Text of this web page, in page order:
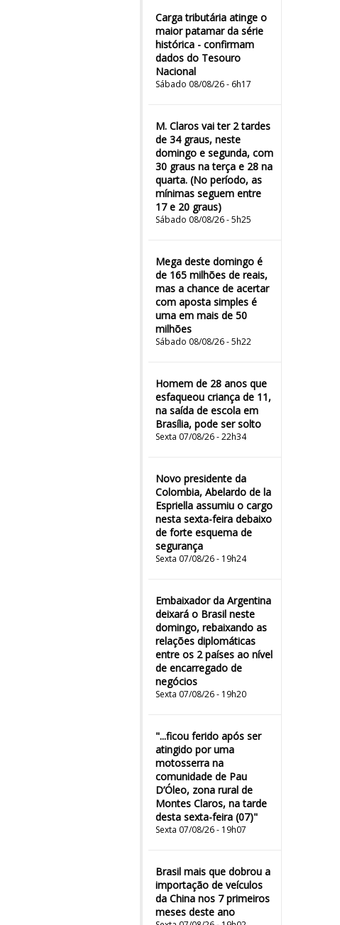
Carga tributária atinge o
maior patamar da série
histórica - confirmam
dados do Tesouro
Nacional
Sábado 08/08/26 - 6h17
M. Claros vai ter 2 tardes
de 34 graus, neste
domingo e segunda, com
30 graus na terça e 28 na
quarta. (No período, as
mínimas seguem entre
17 e 20 graus)
Sábado 08/08/26 - 5h25
Mega deste domingo é
de 165 milhões de reais,
mas a chance de acertar
com aposta simples é
uma em mais de 50
milhões
Sábado 08/08/26 - 5h22
Homem de 28 anos que
esfaqueou criança de 11,
na saída de escola em
Brasília, pode ser solto
Sexta 07/08/26 - 22h34
Novo presidente da
Colombia, Abelardo de la
Espriella assumiu o cargo
nesta sexta-feira debaixo
de forte esquema de
segurança
Sexta 07/08/26 - 19h24
Embaixador da Argentina
deixará o Brasil neste
domingo, rebaixando as
relações diplomáticas
entre os 2 países ao nível
de encarregado de
negócios
Sexta 07/08/26 - 19h20
"...ficou ferido após ser
atingido por uma
motosserra na
comunidade de Pau
D’Óleo, zona rural de
Montes Claros, na tarde
desta sexta-feira (07)"
Sexta 07/08/26 - 19h07
Brasil mais que dobrou a
importação de veículos
da China nos 7 primeiros
meses deste ano